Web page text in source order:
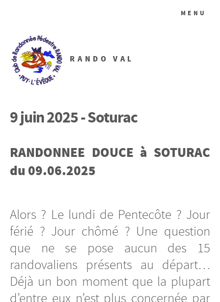
RANDO VAL
MENU
9 juin 2025 - Soturac
RANDONNEE DOUCE à SOTURAC
du 09.06.2025
Alors ? Le lundi de Pentecôte ? Jour
férié ? Jour chômé ? Une question
que ne se pose aucun des 15
randovaliens présents au départ…
Déjà un bon moment que la plupart
d’entre eux n’est plus concernée par